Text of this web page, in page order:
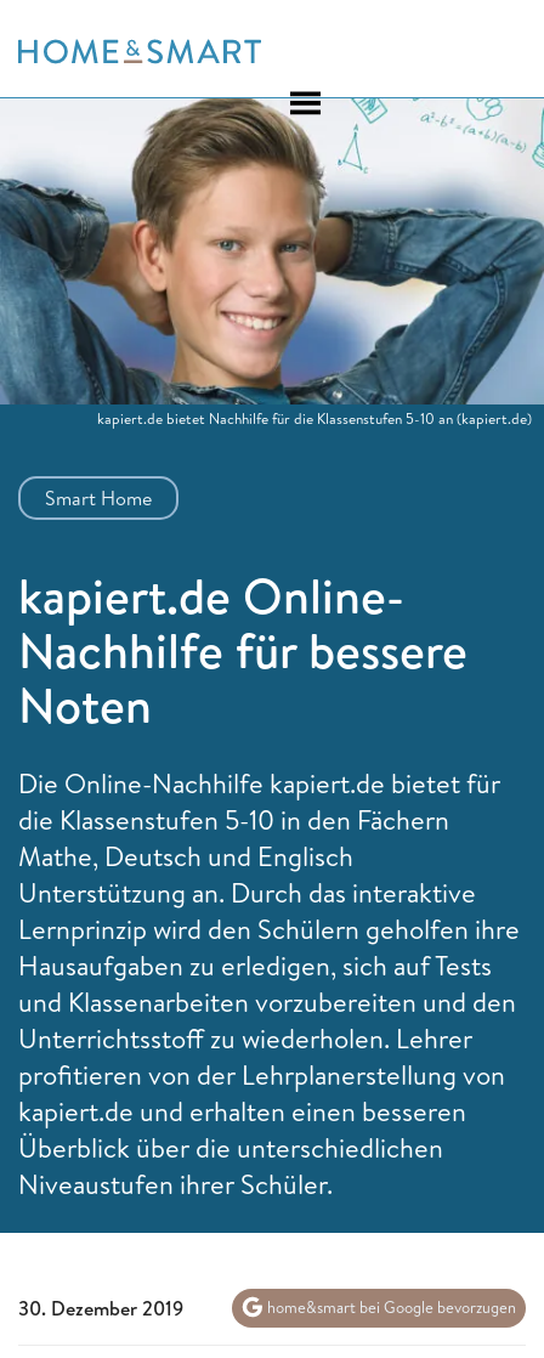
to
Smart Home
kapiert.de Online-
Nachhilfe für bessere
Noten
Die Online-Nachhilfe kapiert.de bietet für
die Klassenstufen 5-10 in den Fächern
Mathe, Deutsch und Englisch
Unterstützung an. Durch das interaktive
Lernprinzip wird den Schülern geholfen ihre
Hausaufgaben zu erledigen, sich auf Tests
und Klassenarbeiten vorzubereiten und den
Unterrichtsstoff zu wiederholen. Lehrer
profitieren von der Lehrplanerstellung von
kapiert.de und erhalten einen besseren
Überblick über die unterschiedlichen
Niveaustufen ihrer Schüler.
kapiert.de bietet Nachhilfe für die Klassenstufen 5-10 an(kapiert.de)
30. Dezember 2019 home&smart bei Google bevorzugen